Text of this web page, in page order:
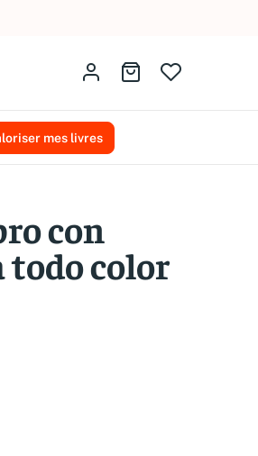
Identifiez-vousAller au panier
mes livres
con
todo color